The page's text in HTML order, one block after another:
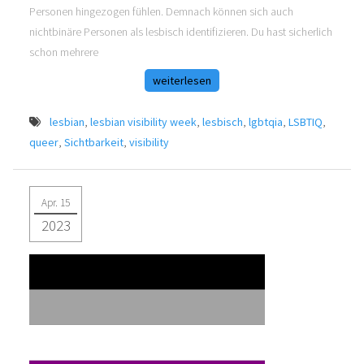
Personen hingezogen fühlen. Demnach können sich auch
nichtbinäre Personen als lesbisch identifizieren. Du hast sicherlich
schon mehrere
weiterlesen
lesbian, lesbian visibility week, lesbisch, lgbtqia, LSBTIQ,
queer, Sichtbarkeit, visibility
Apr. 15
2023